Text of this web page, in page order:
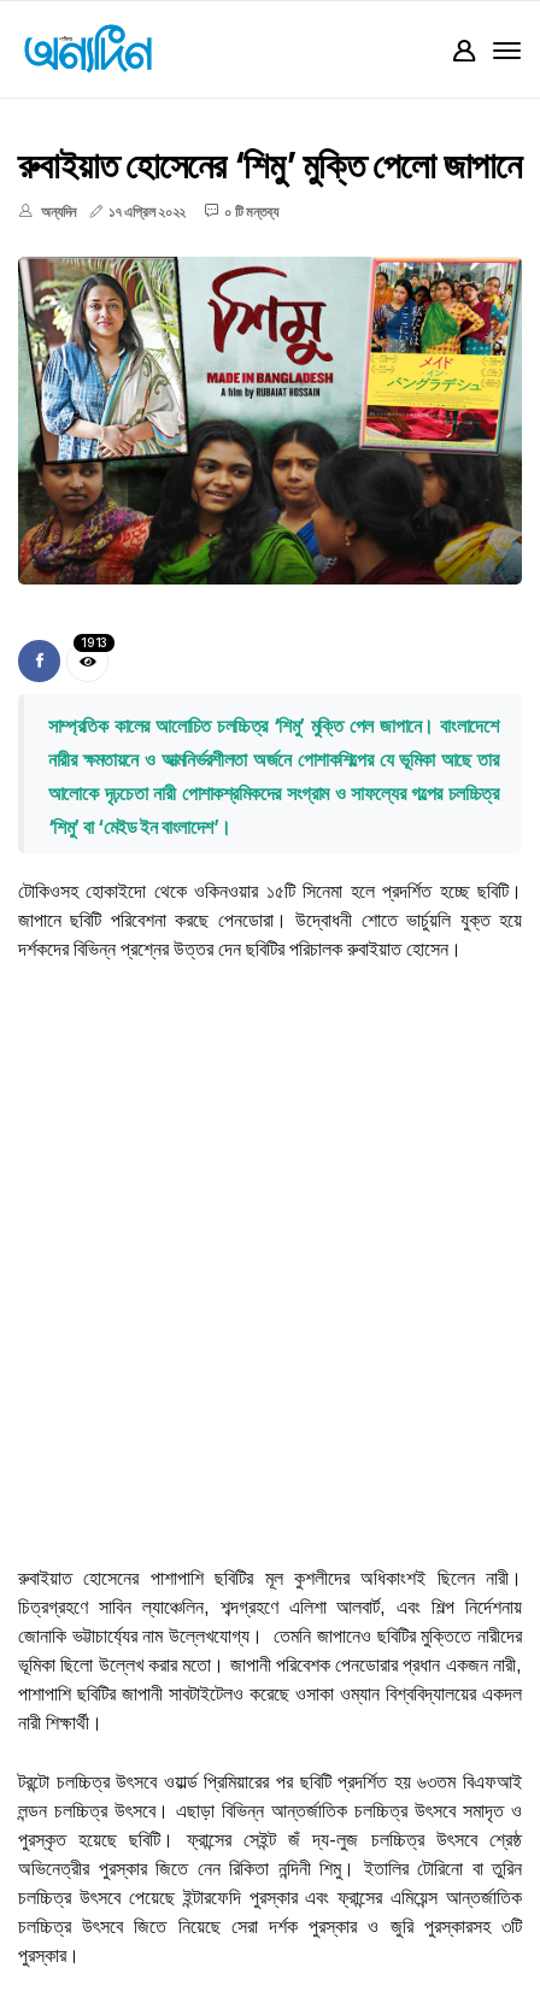
রুবাইয়াত হোসেনের ‘শিমু’ মুক্তি পেলো জাপানে
অন্যদিন ১৭ এপ্রিল ২০২২ ০ টি মন্তব্য
1913
সাম্প্রতিক কালের আলোচিত চলচ্চিত্র ‘শিমু’ মুক্তি পেল জাপানে। বাংলাদেশে
নারীর ক্ষমতায়নে ও আত্মনির্ভরশীলতা অর্জনে পোশাকশিল্পের যে ভূমিকা আছে তার
আলোকে দৃঢ়চেতা নারী পোশাকশ্রমিকদের সংগ্রাম ও সাফল্যের গল্পের চলচ্চিত্র
‘শিমু’ বা ‘মেইড ইন বাংলাদেশ’।
টোকিওসহ হোকাইদো থেকে ওকিনওয়ার ১৫টি সিনেমা হলে প্রদর্শিত হচ্ছে ছবিটি।
জাপানে ছবিটি পরিবেশনা করছে পেনডোরা। উদ্বোধনী শোতে ভার্চুয়লি যুক্ত হয়ে
দর্শকদের বিভিন্ন প্রশ্নের উত্তর দেন ছবিটির পরিচালক রুবাইয়াত হোসেন।
রুবাইয়াত হোসেনের পাশাপাশি ছবিটির মূল কুশলীদের অধিকাংশই ছিলেন নারী।
চিত্রগ্রহণে সাবিন ল্যাঞ্চেলিন, শব্দগ্রহণে এলিশা আলবার্ট, এবং শিল্প নির্দেশনায়
জোনাকি ভট্টাচার্য্যের নাম উল্লেখযোগ্য। তেমনি জাপানেও ছবিটির মুক্তিতে নারীদের
ভূমিকা ছিলো উল্লেখ করার মতো। জাপানী পরিবেশক পেনডোরার প্রধান একজন নারী,
পাশাপাশি ছবিটির জাপানী সাবটাইটেলও করেছে ওসাকা ওম্যান বিশ্ববিদ্যালয়ের একদল
নারী শিক্ষার্থী।
টরন্টো চলচ্চিত্র উৎসবে ওয়ার্ল্ড প্রিমিয়ারের পর ছবিটি প্রদর্শিত হয় ৬৩তম বিএফআই
লন্ডন চলচ্চিত্র উৎসবে। এছাড়া বিভিন্ন আন্তর্জাতিক চলচ্চিত্র উৎসবে সমাদৃত ও
পুরস্কৃত হয়েছে ছবিটি। ফ্রান্সের সেইন্ট জঁ দ্য-লুজ চলচ্চিত্র উৎসবে শ্রেষ্ঠ
অভিনেত্রীর পুরস্কার জিতে নেন রিকিতা নন্দিনী শিমু। ইতালির টোরিনো বা তুরিন
চলচ্চিত্র উৎসবে পেয়েছে ইন্টারফেদি পুরস্কার এবং ফ্রান্সের এমিয়েন্স আন্তর্জাতিক
চলচ্চিত্র উৎসবে জিতে নিয়েছে সেরা দর্শক পুরস্কার ও জুরি পুরস্কারসহ ৩টি
পুরস্কার।